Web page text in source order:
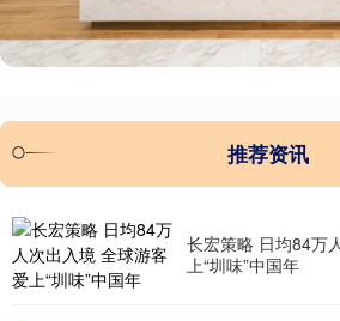
推荐资讯
长宏策略 日均84万
上“圳味”中国年